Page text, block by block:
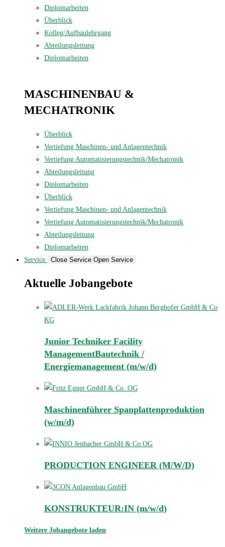
Diplomarbeiten
Überblick
Kolleg/Aufbaulehrgang
Abteilungsleitung
Diplomarbeiten
MASCHINEN­BAU &
MECHATRONIK
Überblick
Vertiefung Maschinen- und Anlagentechnik
Vertiefung Automatisierungstechnik/Mechatronik
Abteilungsleitung
Diplomarbeiten
Überblick
Vertiefung Maschinen- und Anlagentechnik
Vertiefung Automatisierungstechnik/Mechatronik
Abteilungsleitung
Diplomarbeiten
Service
Close Service Open Service
Aktuelle Jobangebote
Junior Techniker Facility
ManagementBautechnik /
Energiemanagement (m/w/d)
Maschinenführer Spanplattenproduktion
(w/m/d)
PRODUCTION ENGINEER (M/W/D)
KONSTRUKTEUR:IN (m/w/d)
Weitere Jobangebote laden